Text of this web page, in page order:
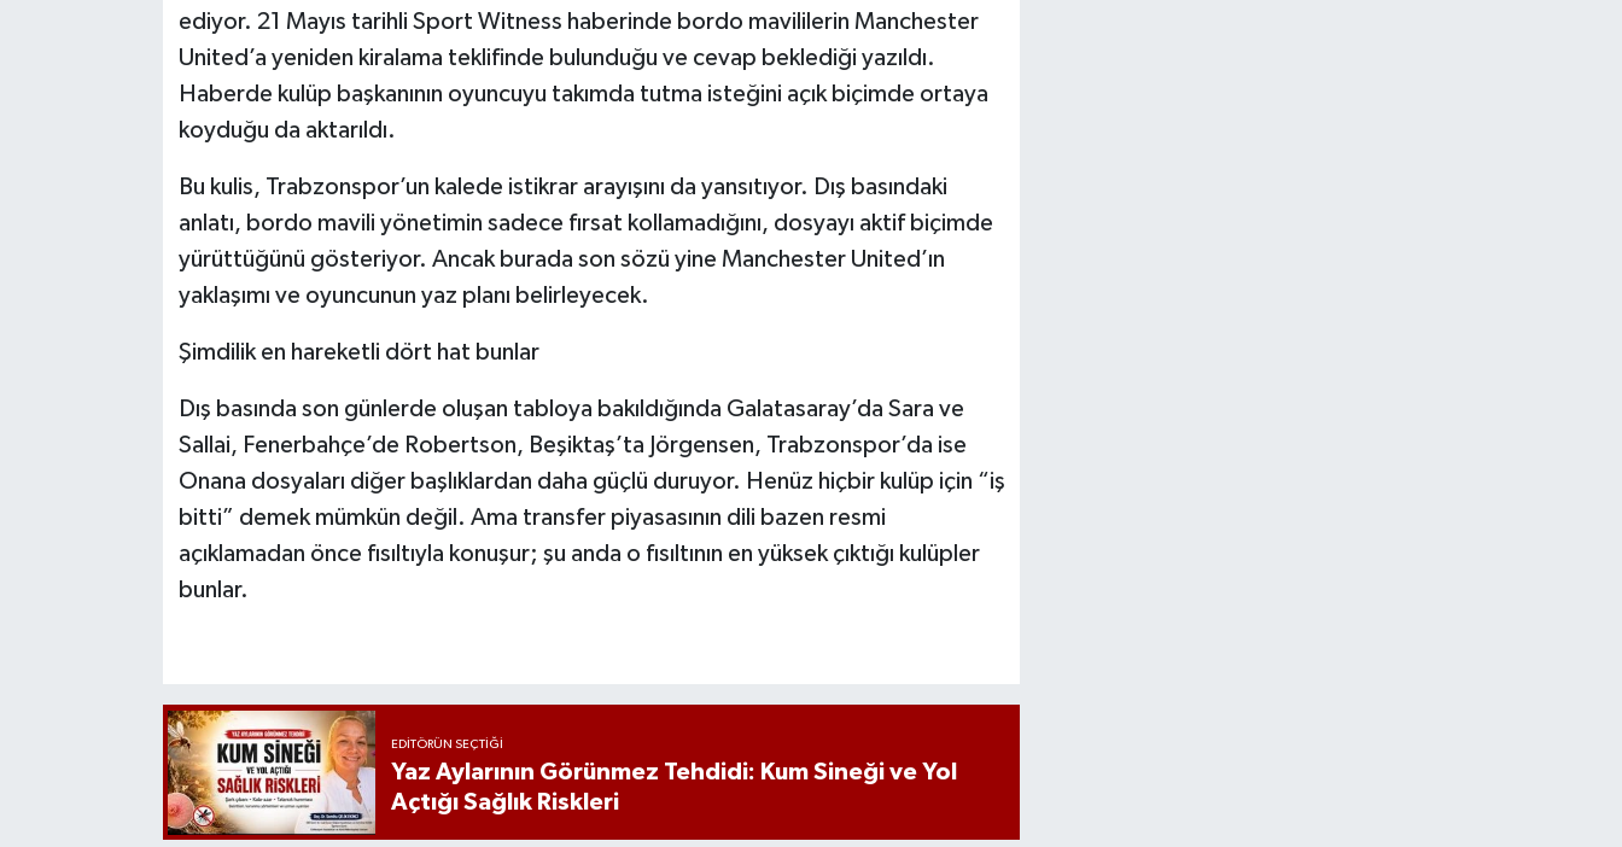
ediyor. 21 Mayıs tarihli Sport Witness haberinde bordo mavililerin Manchester
United’a yeniden kiralama teklifinde bulunduğu ve cevap beklediği yazıldı.
Haberde kulüp başkanının oyuncuyu takımda tutma isteğini açık biçimde ortaya
koyduğu da aktarıldı.
Bu kulis, Trabzonspor’un kalede istikrar arayışını da yansıtıyor. Dış basındaki
anlatı, bordo mavili yönetimin sadece fırsat kollamadığını, dosyayı aktif biçimde
yürüttüğünü gösteriyor. Ancak burada son sözü yine Manchester United’ın
yaklaşımı ve oyuncunun yaz planı belirleyecek.
Şimdilik en hareketli dört hat bunlar
Dış basında son günlerde oluşan tabloya bakıldığında Galatasaray’da Sara ve
Sallai, Fenerbahçe’de Robertson, Beşiktaş’ta Jörgensen, Trabzonspor’da ise
Onana dosyaları diğer başlıklardan daha güçlü duruyor. Henüz hiçbir kulüp için “iş
bitti” demek mümkün değil. Ama transfer piyasasının dili bazen resmi
açıklamadan önce fısıltıyla konuşur; şu anda o fısıltının en yüksek çıktığı kulüpler
bunlar.
EDITÖRÜN SEÇTIĞI
Yaz Aylarının Görünmez Tehdidi: Kum Sineği ve Yol
Açtığı Sağlık Riskleri